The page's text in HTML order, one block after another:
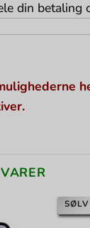
din betaling